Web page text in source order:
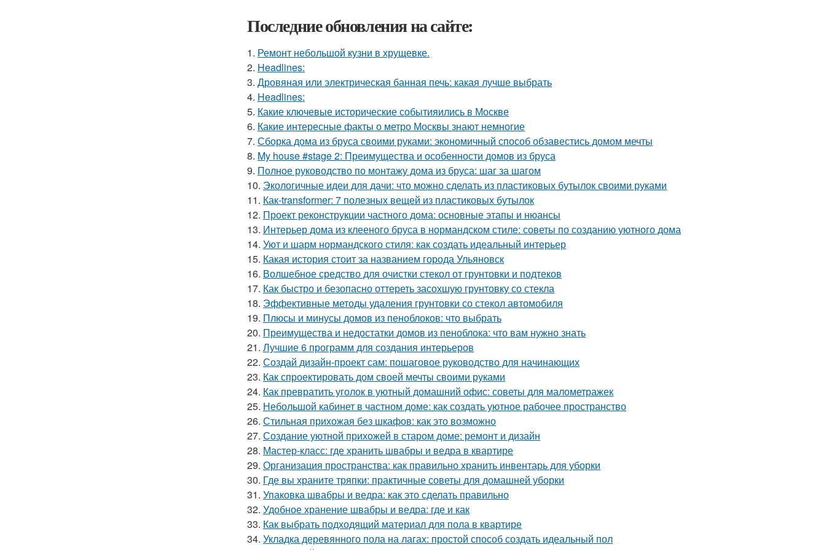
Последние обновления на сайте:
1. Ремонт небольшой кузни в хрущевке.
2. Headlines:
3. Дровяная или электрическая банная печь: какая лучше выбрать
4. Headlines:
5. Какие ключевые исторические событияились в Москве
6. Какие интересные факты о метро Москвы знают немногие
7. Сборка дома из бруса своими руками: экономичный способ обзавестись домом мечты
8. My house #stage 2: Преимущества и особенности домов из бруса
9. Полное руководство по монтажу дома из бруса: шаг за шагом
10. Экологичные идеи для дачи: что можно сделать из пластиковых бутылок своими руками
11. Как-transformer: 7 полезных вещей из пластиковых бутылок
12. Проект реконструкции частного дома: основные этапы и нюансы
13. Интерьер дома из клееного бруса в нормандском стиле: советы по созданию уютного дома
14. Уют и шарм нормандского стиля: как создать идеальный интерьер
15. Какая история стоит за названием города Ульяновск
16. Волшебное средство для очистки стекол от грунтовки и подтеков
17. Как быстро и безопасно оттереть засохшую грунтовку со стекла
18. Эффективные методы удаления грунтовки со стекол автомобиля
19. Плюсы и минусы домов из пеноблоков: что выбрать
20. Преимущества и недостатки домов из пеноблока: что вам нужно знать
21. Лучшие 6 программ для создания интерьеров
22. Создай дизайн-проект сам: пошаговое руководство для начинающих
23. Как спроектировать дом своей мечты своими руками
24. Как превратить уголок в уютный домашний офис: советы для малометражек
25. Небольшой кабинет в частном доме: как создать уютное рабочее пространство
26. Стильная прихожая без шкафов: как это возможно
27. Создание уютной прихожей в старом доме: ремонт и дизайн
28. Мастер-класс: где хранить швабры и ведра в квартире
29. Организация пространства: как правильно хранить инвентарь для уборки
30. Где вы храните тряпки: практичные советы для домашней уборки
31. Упаковка швабры и ведра: как это сделать правильно
32. Удобное хранение швабры и ведра: где и как
33. Как выбрать подходящий материал для пола в квартире
34. Укладка деревянного пола на лагах: простой способ создать идеальный пол